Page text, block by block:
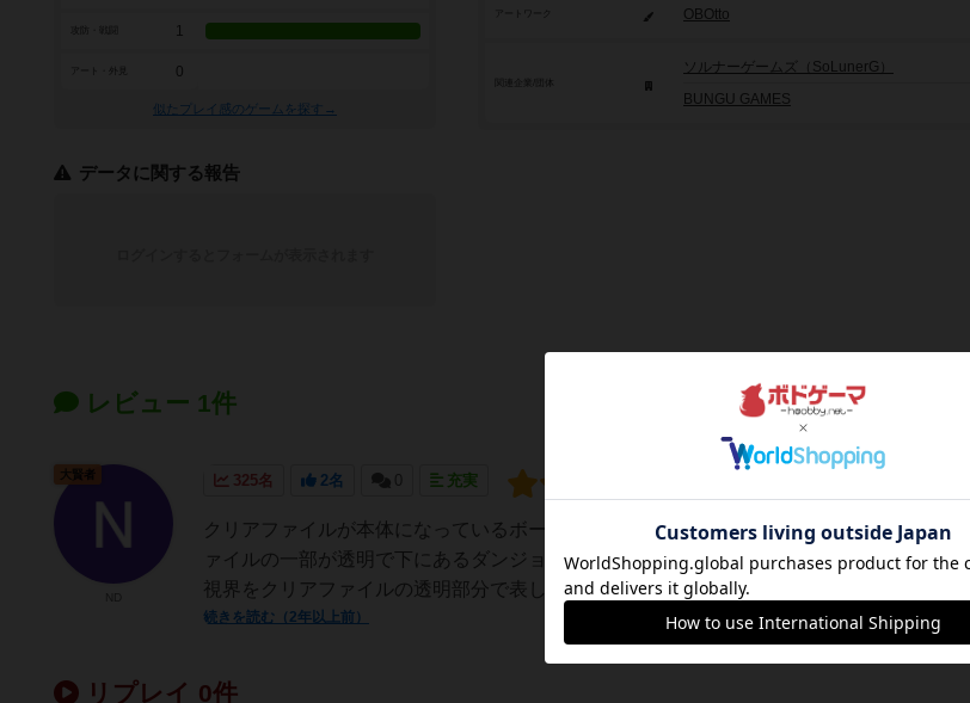
アートワーク OBOtto
ソルナーゲームズ（SoLunerG）
BUNGU GAMES
1
アート・外見 0
似たプレイ感のゲームを探す→
データに関する報告
レビュー 1件
325名 2名 0 充実
クリアファイルが本体になっているボードゲーム！ダンジョンシートにクリアファイル
ァイルの一部が透明で下にあるダンジョンが見え、その他は不透明で何も見えなくなる
視界をクリアファイルの透明部分で表しているという基本構造。(プレイヤーが移動す...
続きを読む（2年以上前）
大賢者
リプレイ 0件